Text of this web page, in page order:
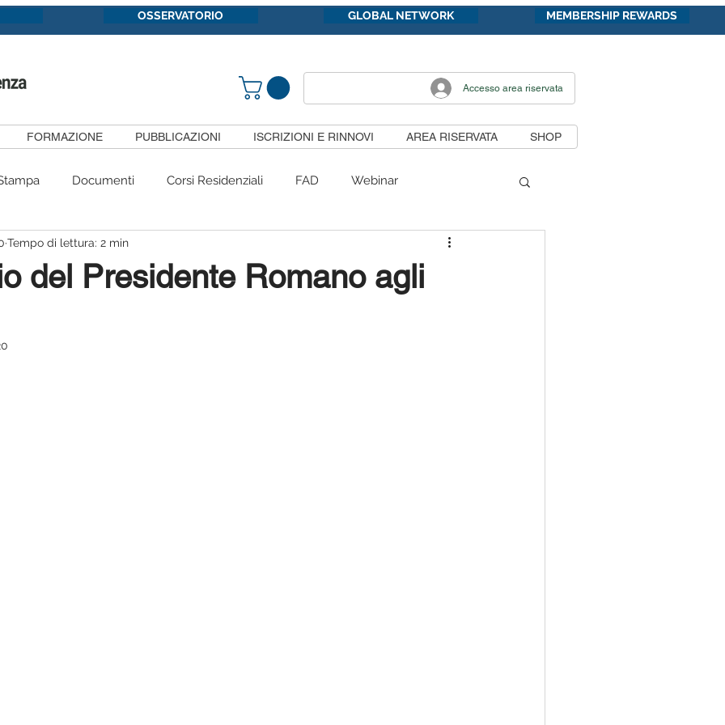
OSSERVATORIO GLOBAL NETWORK MEMBERSHIP REWARDS
Accesso area riservata
FORMAZIONE PUBBLICAZIONI ISCRIZIONI E RINNOVI AREA RISERVATA SHOP
Documenti Corsi Residenziali FAD Webinar
Congressi #siietpericittadini
del Presidente Romano agli
Tempo di lettura: 2 min